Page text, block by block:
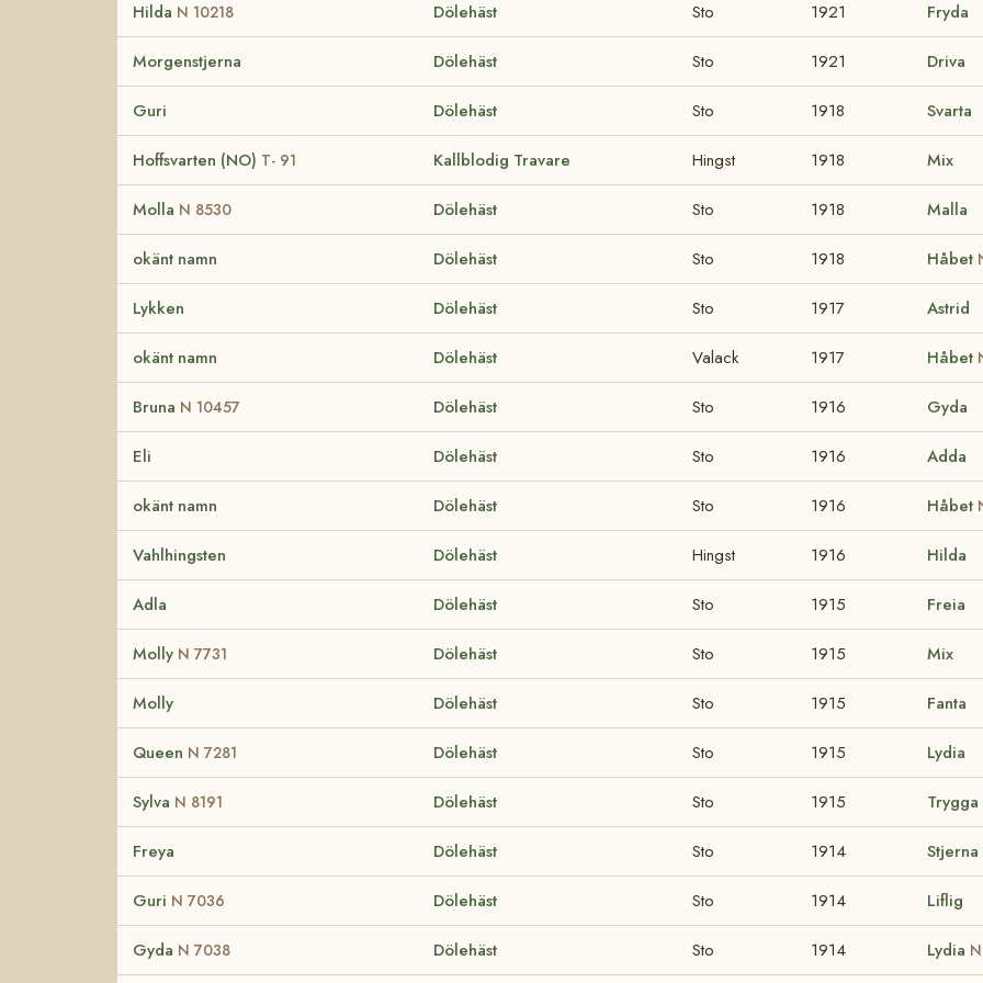
Hilda N 10218 Dölehäst Sto 1921 Fryda
Morgenstjerna Dölehäst Sto 1921 Driva
Guri Dölehäst Sto 1918 Svarta
Hoffsvarten (NO) T- 91 Kallblodig Travare Hingst 1918 Mix
Molla N 8530 Dölehäst Sto 1918 Malla
okänt namn Dölehäst Sto 1918 Håbet
Lykken Dölehäst Sto 1917 Astrid
okänt namn Dölehäst Valack 1917 Håbet
Bruna N 10457 Dölehäst Sto 1916 Gyda
Eli Dölehäst Sto 1916 Adda
okänt namn Dölehäst Sto 1916 Håbet
Vahlhingsten Dölehäst Hingst 1916 Hilda
Adla Dölehäst Sto 1915 Freia
Molly N 7731 Dölehäst Sto 1915 Mix
Molly Dölehäst Sto 1915 Fanta
Queen N 7281 Dölehäst Sto 1915 Lydia
Sylva N 8191 Dölehäst Sto 1915 Trygga
Freya Dölehäst Sto 1914 Stjerna
Guri N 7036 Dölehäst Sto 1914 Liflig
Gyda N 7038 Dölehäst Sto 1914 Lydia